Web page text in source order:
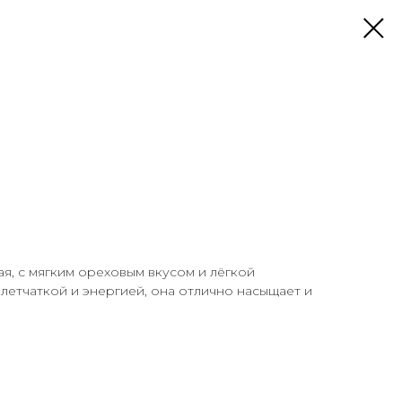
с мягким ореховым вкусом и лёгкой
и энергией, она отлично насыщает и